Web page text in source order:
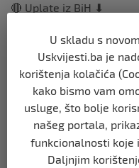
🔴 Uplate iz BiH ⬇
UniCredit Bank
3385202119776993
#zamiu #zaboljesutra
U skladu s
Uskvijesti.ba je
korištenja kolačića
kako bismo vam
usluge, što bolje
našeg portala,
funkcionalnosti koje
Daljnjim